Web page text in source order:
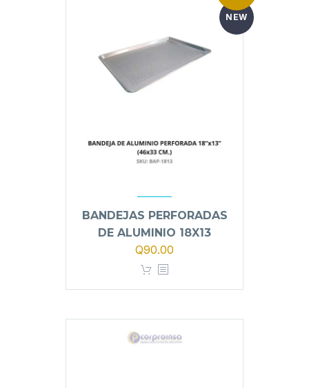
NEW
BANDEJAS PERFORADAS
DE ALUMINIO 18X13
El
precio
Q110.00.
Q90.00
Q90.00.